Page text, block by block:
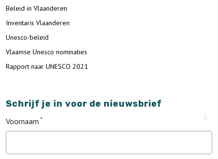
Beleid in Vlaanderen
Inventaris Vlaanderen
Unesco-beleid
Vlaamse Unesco nominaties
Rapport naar UNESCO 2021
Schrijf je in voor de nieuwsbrief
Voornaam